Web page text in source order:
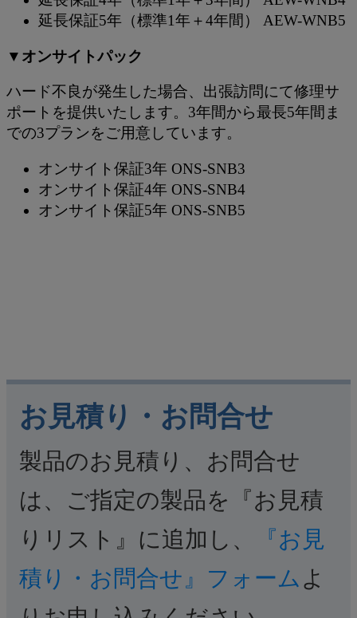
延長保証5年（標準1年＋4年間） AEW-WNB5
▼オンサイトパック
ハード不良が発生した場合、出張訪問にて修理サ
ポートを提供いたします。3年間から最長5年間ま
での3プランをご用意しています。
オンサイト保証3年 ONS-SNB3
オンサイト保証4年 ONS-SNB4
オンサイト保証5年 ONS-SNB5
お見積り・お問合せ
製品のお見積り、お問合せ
は、ご指定の製品を『お見積
りリスト』に追加し、
『お見
積り・お問合せ』フォーム よ